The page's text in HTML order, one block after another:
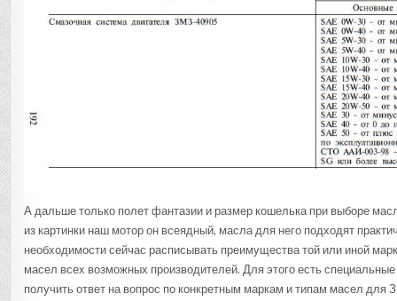
А дальше только полет фантазии и размер кошелька при выборе
из картинки наш мотор он всеядный, масла для него подходят
необходимости сейчас расписывать преимущества той или иной
масел всех возможных производителей. Для этого есть
получить ответ на вопрос по конкретным маркам и типам масел